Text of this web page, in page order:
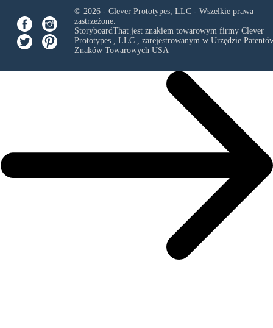
© 2026 - Clever Prototypes, LLC - Wszelkie prawa
zastrzeżone.
StoryboardThat jest znakiem towarowym firmy Clever
Prototypes , LLC, zarejestrowanym w Urzędzie
Znaków Towarowych USA